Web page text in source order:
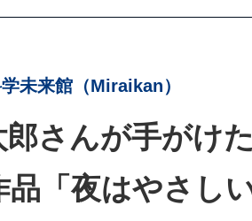
未来館（Miraikan）
郎さんが手がけ
品「夜はやさし